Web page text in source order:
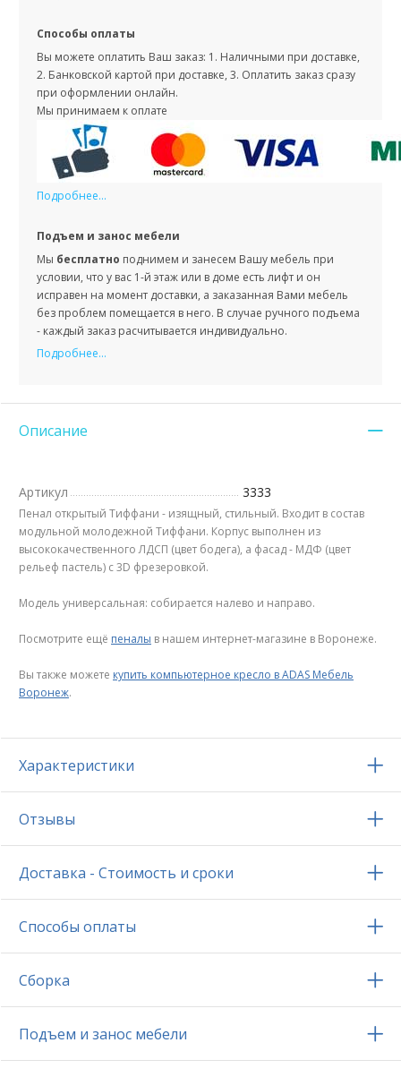
Способы оплаты
Вы можете оплатить Ваш заказ: 1. Наличными при доставке,
2. Банковской картой при доставке, 3. Оплатить заказ сразу
при оформлении онлайн.
Мы принимаем к оплате
Подробнее...
Подъем и занос мебели
Мы бесплатно поднимем и занесем Вашу мебель при
условии, что у вас 1-й этаж или в доме есть лифт и он
исправен на момент доставки, а заказанная Вами мебель
без проблем помещается в него. В случае ручного подъема
- каждый заказ расчитывается индивидуально.
Подробнее...
Описание
Артикул 3333
Пенал открытый Тиффани - изящный, стильный. Входит в состав
модульной молодежной Тиффани. Корпус выполнен из
высококачественного ЛДСП (цвет бодега), а фасад - МДФ (цвет
рельеф пастель) с 3D фрезеровкой.
Модель универсальная: собирается налево и направо.
Посмотрите ещё пеналы в нашем интернет-магазине в Воронеже.
Вы также можете купить компьютерное кресло в ADAS Мебель
Воронеж.
Характеристики
Отзывы
Доставка - Стоимость и сроки
Способы оплаты
Сборка
Подъем и занос мебели